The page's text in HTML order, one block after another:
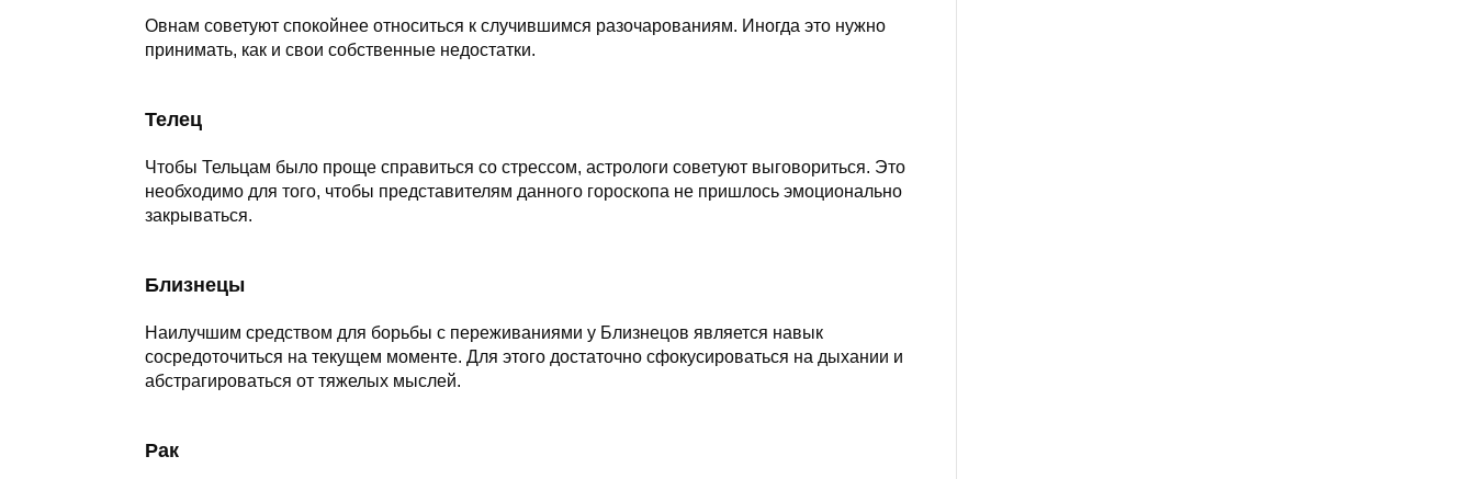
Овнам советуют спокойнее относиться к случившимся разочарованиям. Иногда это нужно
принимать, как и свои собственные недостатки.
Телец
Чтобы Тельцам было проще справиться со стрессом, астрологи советуют выговориться. Это
необходимо для того, чтобы представителям данного гороскопа не пришлось эмоционально
закрываться.
Близнецы
Наилучшим средством для борьбы с переживаниями у Близнецов является навык
сосредоточиться на текущем моменте. Для этого достаточно сфокусироваться на дыхании и
абстрагироваться от тяжелых мыслей.
Рак